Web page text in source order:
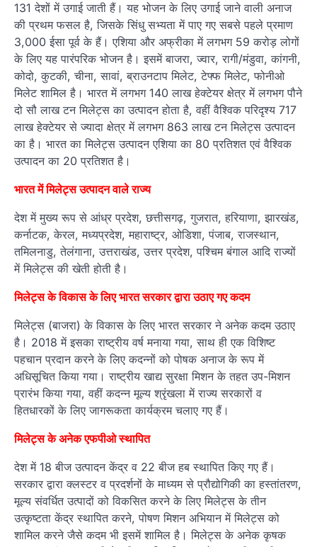
131 देशों में उगाई जाती हैं। यह भोजन के लिए उगाई जाने वाली अनाज
की प्रथम फसल है, जिसके सिंधु सभ्यता में पाए गए सबसे पहले प्रमाण
3,000 ईसा पूर्व के हैं। एशिया और अफ्रीका में लगभग 59 करोड़ लोगों
के लिए यह पारंपरिक भोजन है। इसमें बाजरा, ज्वार, रागी/मंडुवा, कांगनी,
कोदो, कुटकी, चीना, सावां, ब्राउनटाप मिलेट, टेफ्फ मिलेट, फोनीओ
मिलेट शामिल है। भारत में लगभग 140 लाख हेक्टेयर क्षेत्र में लगभग पौने
दो सौ लाख टन मिलेट्स का उत्पादन होता है, वहीं वैश्विक परिदृश्य 717
लाख हेक्टेयर से ज्यादा क्षेत्र में लगभग 863 लाख टन मिलेट्स उत्पादन
का है। भारत का मिलेट्स उत्पादन एशिया का 80 प्रतिशत एवं वैश्विक
उत्पादन का 20 प्रतिशत है।
भारत में मिलेट्स उत्पादन वाले राज्य
देश में मुख्य रूप से आंध्र प्रदेश, छत्तीसगढ़, गुजरात, हरियाणा, झारखंड,
कर्नाटक, केरल, मध्यप्रदेश, महाराष्ट्र, ओडिशा, पंजाब, राजस्थान,
तमिलनाडु, तेलंगाना, उत्तराखंड, उत्तर प्रदेश, पश्चिम बंगाल आदि राज्यों
में मिलेट्स की खेती होती है।
मिलेट्स के विकास के लिए भारत सरकार द्वारा उठाए गए कदम
मिलेट्स (बाजरा) के विकास के लिए भारत सरकार ने अनेक कदम उठाए
है। 2018 में इसका राष्ट्रीय वर्ष मनाया गया, साथ ही एक विशिष्ट
पहचान प्रदान करने के लिए कदन्नों को पोषक अनाज के रूप में
अधिसूचित किया गया। राष्ट्रीय खाद्य सुरक्षा मिशन के तहत उप-मिशन
प्रारंभ किया गया, वहीं कदन्न मूल्य श्रृंखला में राज्य सरकारों व
हितधारकों के लिए जागरूकता कार्यक्रम चलाए गए हैं।
मिलेट्स के अनेक एफपीओ स्थापित
देश में 18 बीज उत्पादन केंद्र व 22 बीज हब स्थापित किए गए हैं।
सरकार द्वारा क्लस्टर व प्रदर्शनों के माध्यम से प्रौद्योगिकी का हस्तांतरण,
मूल्य संवर्धित उत्पादों को विकसित करने के लिए मिलेट्स के तीन
उत्कृष्टता केंद्र स्थापित करने, पोषण मिशन अभियान में मिलेट्स को
शामिल करने जैसे कदम भी इसमें शामिल है। मिलेट्स के अनेक कृषक